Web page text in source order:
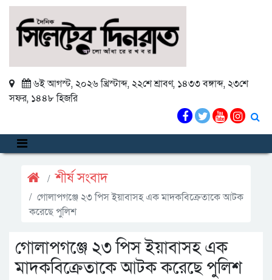
৬ই আগস্ট, ২০২৬ খ্রিস্টাব্দ, ২২শে শ্রাবণ, ১৪৩৩ বঙ্গাব্দ, ২৩শে
সফর, ১৪৪৮ হিজরি
শীর্ষ সংবাদ
গোলাপগঞ্জে ২৩ পিস ইয়াবাসহ এক মাদকবিক্রেতাকে আটক
করেছে পুলিশ
গোলাপগঞ্জে ২৩ পিস ইয়াবাসহ এক
মাদকবিক্রেতাকে আটক করেছে পুলিশ